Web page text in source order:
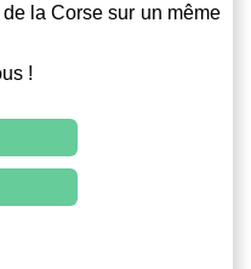
la Corse sur un même
!